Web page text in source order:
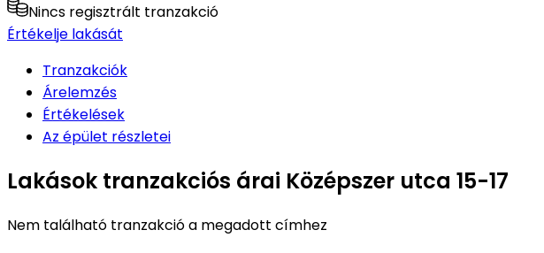
Nincs regisztrált tranzakció
Értékelje lakását
Tranzakciók
Árelemzés
Értékelések
Az épület részletei
Lakások tranzakciós árai Középszer utca 15-17
Nem található tranzakció a megadott címhez